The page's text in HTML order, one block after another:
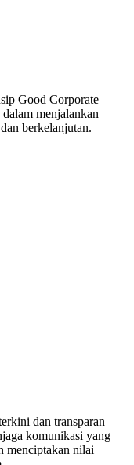
Good Corporate
menjalankan
berkelanjutan.
dan transparan
komunikasi yang
menciptakan nilai